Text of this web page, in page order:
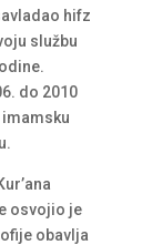
hifz
službu
do 2010
imamsku
osvojio je
obavlja